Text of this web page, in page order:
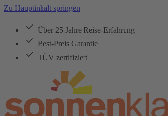
Zu Hauptinhalt springen
Über 25 Jahre Reise-Erfahrung
Best-Preis Garantie
TÜV zertifiziert